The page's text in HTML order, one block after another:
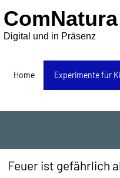
Digital und in Präsenz
Home Experimente für
Feuer ist gefährlich